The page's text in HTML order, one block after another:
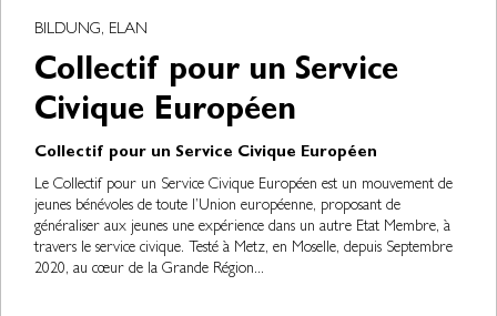
BILDUNG, ELAN
Collectif pour un Service
Civique Européen
Collectif pour un Service Civique Européen
Le Collectif pour un Service Civique Européen est un mouvement de
jeunes bénévoles de toute l’Union européenne, proposant de
généraliser aux jeunes une expérience dans un autre Etat Membre, à
travers le service civique. Testé à Metz, en Moselle, depuis Septembre
2020, au cœur de la Grande Région...